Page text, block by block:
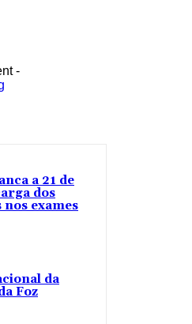
-
a 21 de
dos
exames
da
Foz